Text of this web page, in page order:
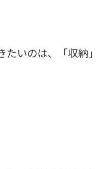
たいのは、「収納